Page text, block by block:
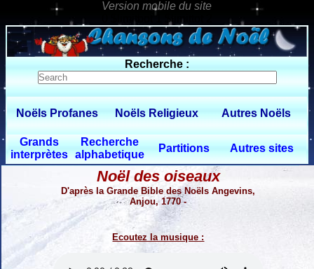
0 $limitbot 1 $limittot 2
Recherche :
Noëls Profanes Noëls Religieux Autres Noëls
Grands
interprètes
Recherche
alphabetique
Partitions Autres sites
Noël des oiseaux
D'après la Grande Bible des Noëls Angevins,
Anjou, 1770 -
Ecoutez la musique :